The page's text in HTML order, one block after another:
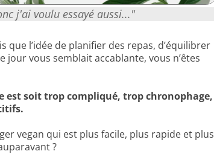
j'ai voulu essayé aussi..."
que l’idée de planifier des repas, d’équilibrer
vous semblait accablante, vous n’êtes
est soit trop compliqué, trop chronophage,
vegan qui est plus facile, plus rapide et plus
?